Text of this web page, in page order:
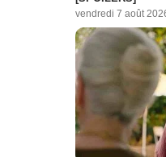
vendredi 7 août